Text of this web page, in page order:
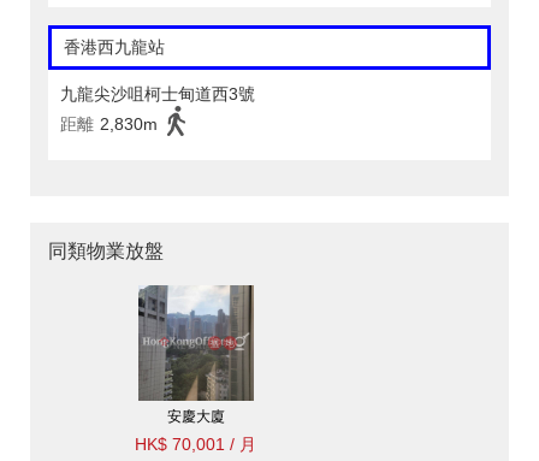
香港西九龍站
九龍尖沙咀柯士甸道西3號
距離 2,830m
同類物業放盤
安慶大廈
HK$ 70,001 / 月